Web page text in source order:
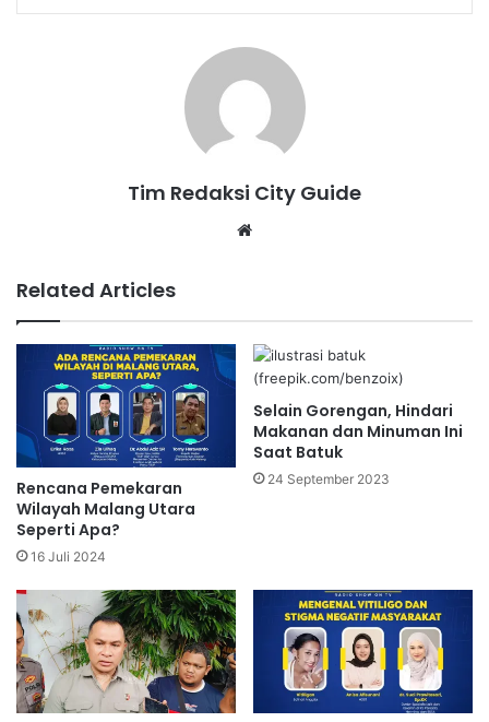
Tim Redaksi City Guide
Related Articles
Rencana Pemekaran
Wilayah Malang Utara
Seperti Apa?
16 Juli 2024
Selain Gorengan, Hindari
Makanan dan Minuman Ini
Saat Batuk
24 September 2023